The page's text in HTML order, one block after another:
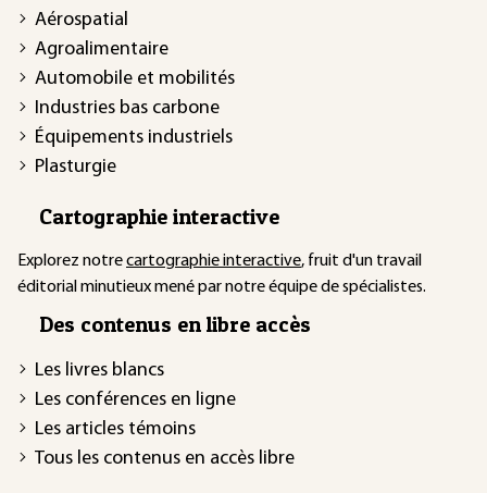
Aérospatial
Agroalimentaire
Automobile et mobilités
Industries bas carbone
Équipements industriels
Plasturgie
Cartographie interactive
Explorez notrecartographie interactive, fruit d'un travail
éditorial minutieux mené par notre équipe de spécialistes.
Des contenus en libre accès
Les livres blancs
Les conférences en ligne
Les articles témoins
Tous les contenus en accès libre